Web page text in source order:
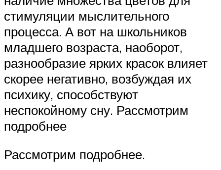
стимуляции мыслительного
процесса. А вот на школьников
младшего возраста, наоборот,
разнообразие ярких красок влияет
скорее негативно, возбуждая их
психику, способствуют
неспокойному сну. Рассмотрим
подробнее
Рассмотрим подробнее.